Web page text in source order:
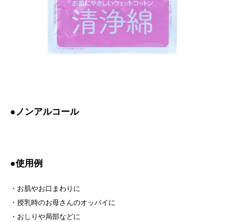
●ノンアルコール
●使用例
・お肌やお口まわりに
・授乳時のお母さんのオッパイに
・おしりや局部などに